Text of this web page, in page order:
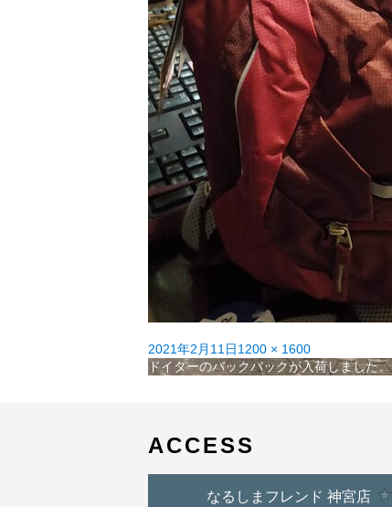
投
稿
2021年2月11日フ
ル
1200 × 1600
投
ゲ
ー
ドイターのバックパックが入荷しました。
ACCESS